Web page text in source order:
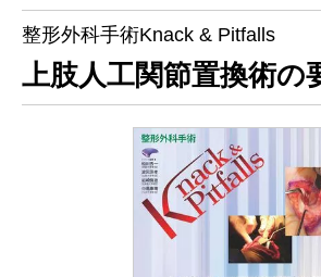
整形外科手術Knack & Pitfalls
上肢人工関節置換術の